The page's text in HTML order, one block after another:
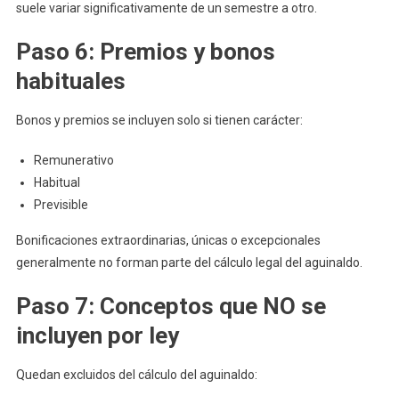
suele variar significativamente de un semestre a otro.
Paso 6: Premios y bonos
habituales
Bonos y premios se incluyen solo si tienen carácter:
Remunerativo
Habitual
Previsible
Bonificaciones extraordinarias, únicas o excepcionales
generalmente no forman parte del cálculo legal del aguinaldo.
Paso 7: Conceptos que NO se
incluyen por ley
Quedan excluidos del cálculo del aguinaldo: